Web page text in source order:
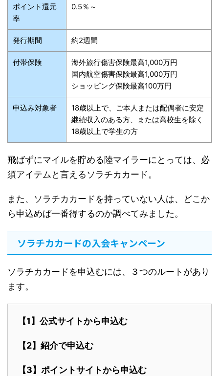
ポイント還元
率
0.5％～
発行期間 約2週間
付帯保険
海外旅行傷害保険最高1,000万円
国内航空傷害保険最高1,000万円
ショッピング保険最高100万円
申込み対象者
18歳以上で、ご本人または配偶者に安定
継続収入のある方、または高校生を除く
18歳以上で学生の方
飛ばずにマイルを貯める陸マイラーにとっては、必
須アイテムと言えるソラチカカード。
また、ソラチカカードを持っていない人は、どこか
ら申込めば一番得するのか調べてみました。
ソラチカカードの入会キャンペーン
ソラチカカードを申込むには、３つのルートがあり
ます。
【1】公式サイトから申込む
【2】紹介で申込む
【3】ポイントサイトから申込む